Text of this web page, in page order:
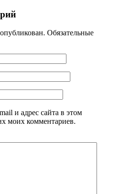
Обязательные
и адрес сайта в этом
моих комментариев.